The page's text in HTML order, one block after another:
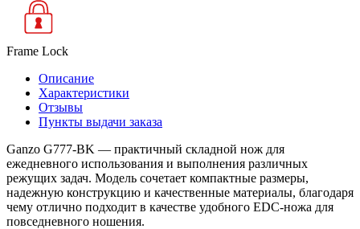
Frame Lock
Описание
Характеристики
Отзывы
Пункты выдачи заказа
Ganzo G777-BK — практичный складной нож для
ежедневного использования и выполнения различных
режущих задач. Модель сочетает компактные размеры,
надежную конструкцию и качественные материалы, благодаря
чему отлично подходит в качестве удобного EDC-ножа для
повседневного ношения.